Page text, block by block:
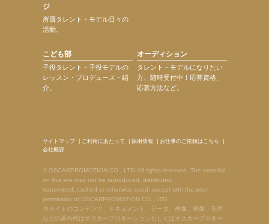
ジ
所属タレント・モデル日々の
活動。
こども部
子役タレント・子役モデルの
レッスン・プロデュース・紹
介。
オーディション
タレント・モデルになりたい
方、随時受付中！応募資格、
応募方法など。
サイトマップ| ご利用にあたって 採用情報 お仕事のご依頼はこちら
会社概要
© OSCARPROMOTION CO., LTD. All rights reserved. The material
on this site may not be reproduced, distributed,
transmitted, cached or otherwise used, except with the prior
permission of OSCARPROMOTION CO., LTD.
当サイトのコンテンツ、ドキュメント、データ、画像、映像、音声
などの著作権はオスカープロモーションもしくはオスカープロモー